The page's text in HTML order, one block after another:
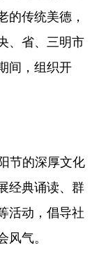
的传统美德，
、省、三明市
间，组织开
节的深厚文化
经典诵读、群
活动，倡导社
风气。